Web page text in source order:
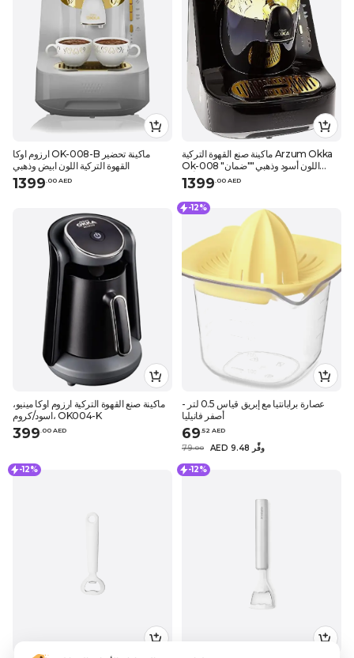
ارزوم اوكا OK-008-B ماكينة تحضير
القهوة التركية اللون ابيض وذهبي
1399.00 AED
ماكينة صنع القهوة التركية Arzum Okka
Ok-008 "اللون أسود وذهبي""ضمان
1399.00 AED
ماكينة صنع القهوة التركية ارزوم اوكا مينيو،
اسود/كروم، OK004-K
399.00 AED
-12%
عصارة برابانتيا مع إبريق قياس 0.5 لتر -
أصفر فانيليا
69.52 AED
79.00 AED 9.48 وفِّر
-12% -12%